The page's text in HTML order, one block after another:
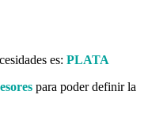
es: PLATA
para poder definir la